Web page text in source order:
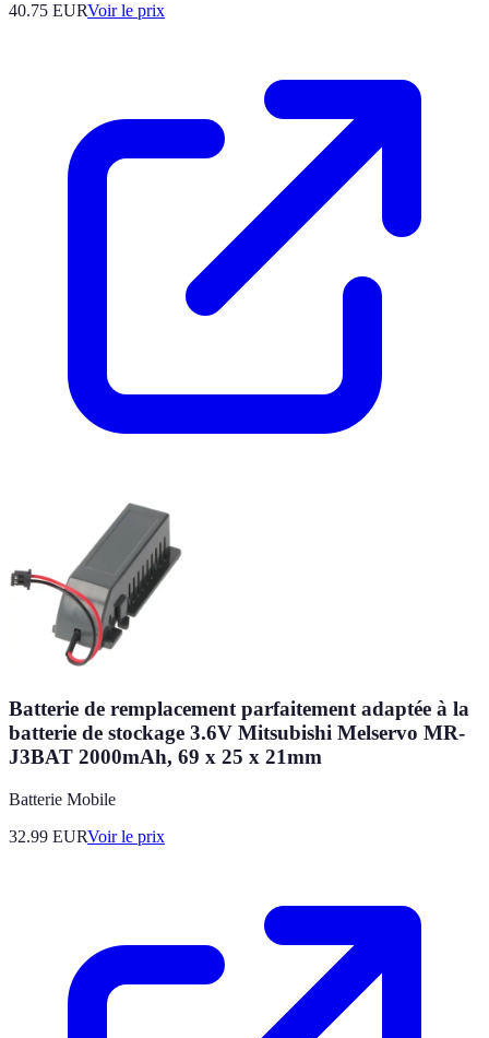
40.75 EURVoir le prix
Batterie de remplacement parfaitement adaptée à la
batterie de stockage 3.6V Mitsubishi Melservo MR-
J3BAT 2000mAh, 69 x 25 x 21mm
Batterie Mobile
32.99 EURVoir le prix